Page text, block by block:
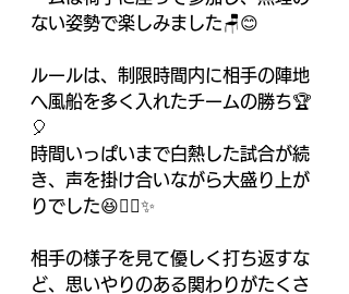
ない姿勢で楽しみました🪑😊
ルールは、制限時間内に相手の陣地
へ風船を多く入れたチームの勝ち🏆
🎈
時間いっぱいまで白熱した試合が続
き、声を掛け合いながら大盛り上が
りでした😆✊🏻✨
相手の様子を見て優しく打ち返すな
ど、思いやりのある関わりがたくさ